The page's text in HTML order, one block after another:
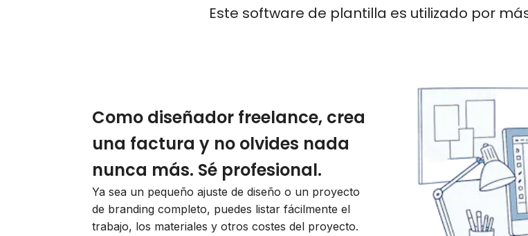
Este software de plantilla es utilizado por
Como diseñador freelance, crea
una factura y no olvides nada
nunca más. Sé profesional.
Ya sea un pequeño ajuste de diseño o un proyecto
de branding completo, puedes listar fácilmente el
trabajo, los materiales y otros costes del proyecto.